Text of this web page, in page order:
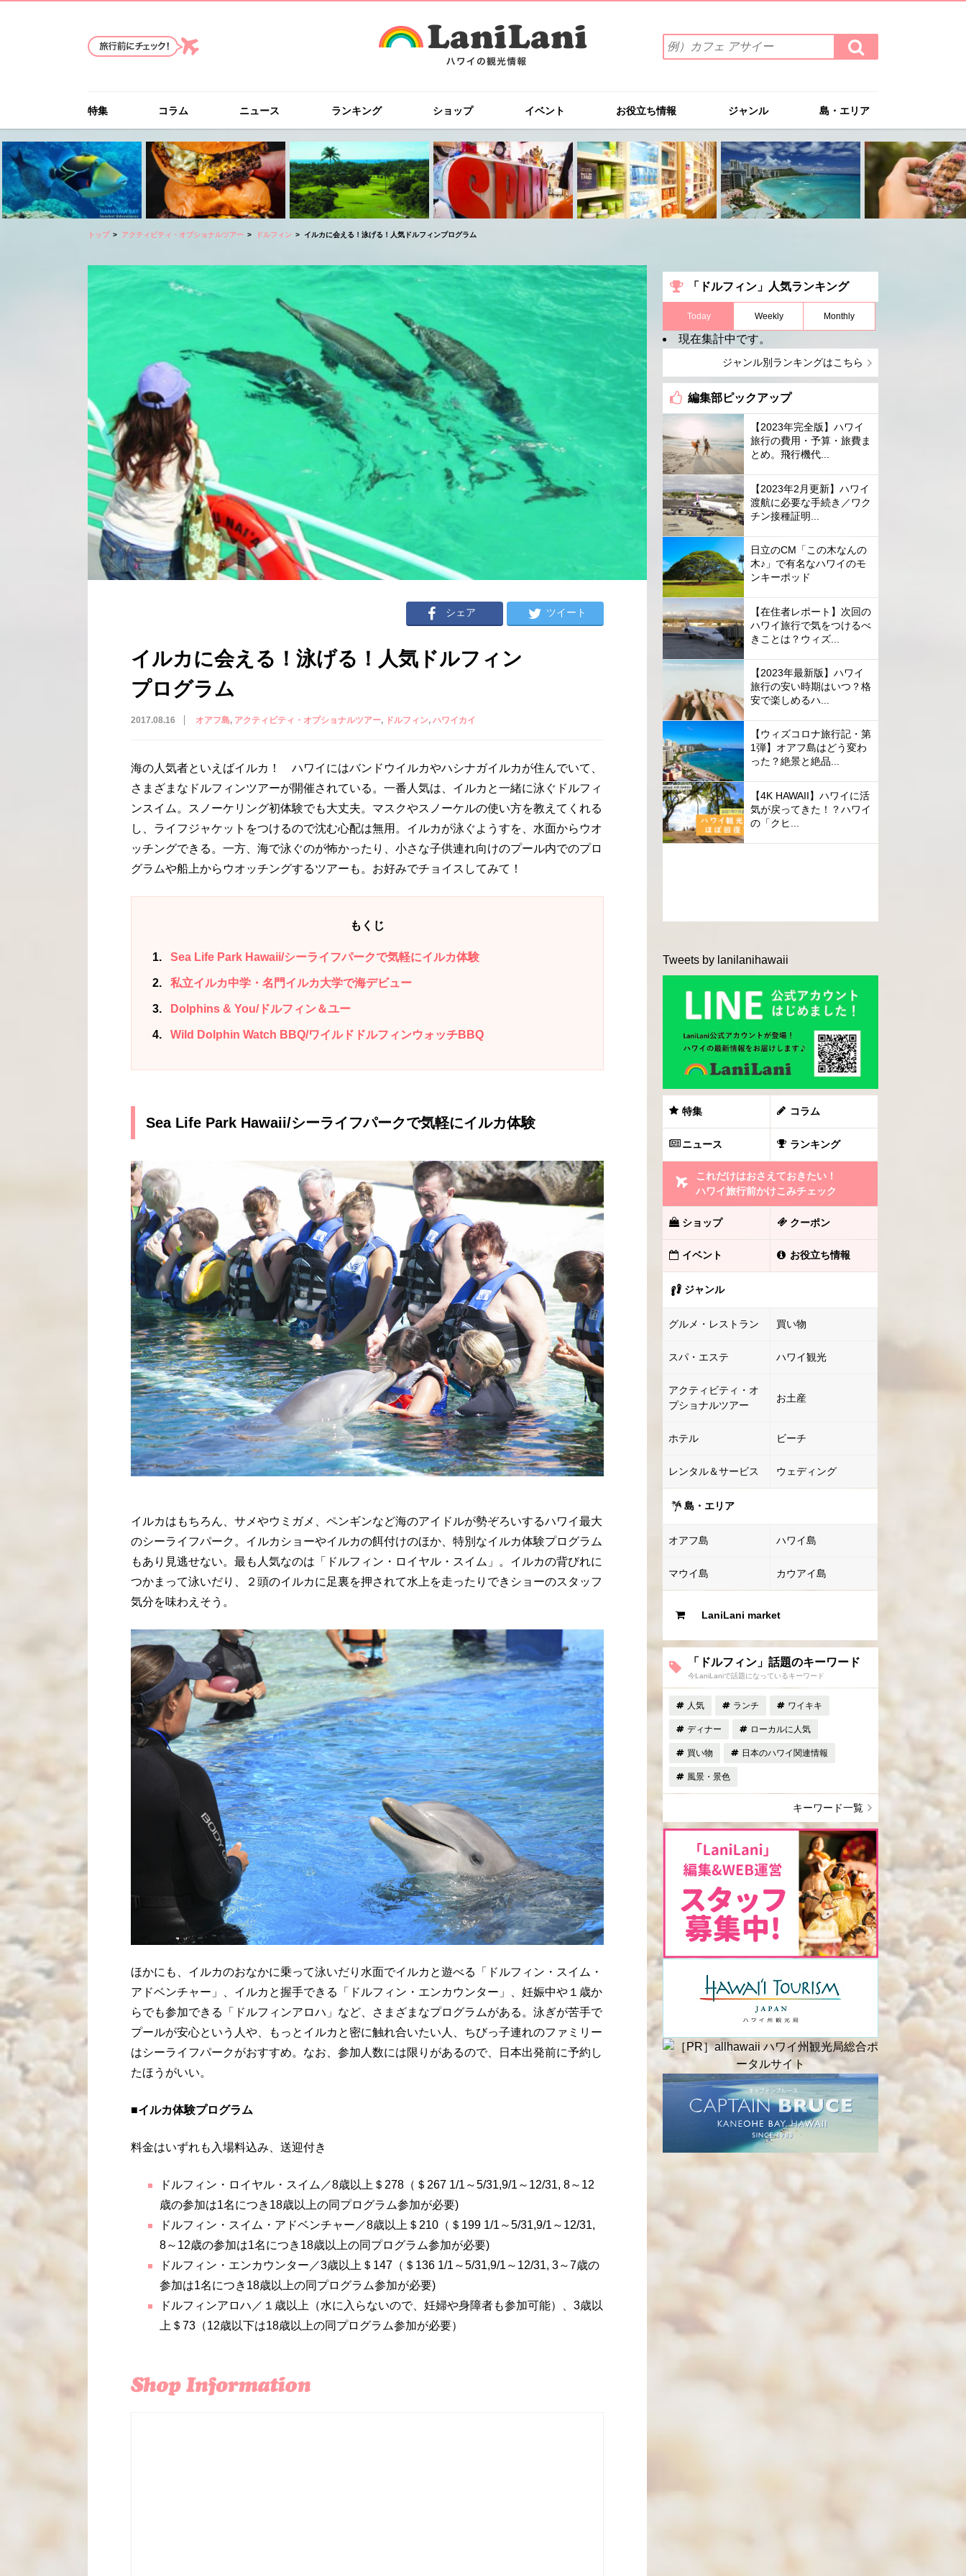
索
ワ
を
入
力
(例）
カ
フ
ェ
イ
ー
検
索
す
特集 コラム ニュース ランキング ショップ イベント お役立ち情報 ジャンル 島・エリア
トップ アクティビティ・オプショナルツアー ドルフィン イルカに会える！泳げる！人気ドルフィンプログラム
シェア ツイート
イルカに会える！泳げる！人気ドルフィン
プログラム
2017.08.16 オアフ島 アクティビティ・オプショナルツアー ドルフィン ハワイカイ
海の人気者といえばイルカ！ ハワイにはバンドウイルカやハシナガイルカが住んでいて、
さまざまなドルフィンツアーが開催されている。一番人気は、イルカと一緒に泳ぐドルフィ
ンスイム。スノーケリング初体験でも大丈夫。マスクやスノーケルの使い方を教えてくれる
し、ライフジャケットをつけるので沈む心配は無用。イルカが泳ぐようすを、水面からウオ
ッチングできる。一方、海で泳ぐのが怖かったり、小さな子供連れ向けのプール内でのプロ
グラムや船上からウオッチングするツアーも。お好みでチョイスしてみて！
もくじ
1 Sea Life Park Hawaii/シーライフパークで気軽にイルカ体験
2 私立イルカ中学・名門イルカ大学で海デビュー
3 Dolphins & You/ドルフィン＆ユー
4 Wild Dolphin Watch BBQ/ワイルドドルフィンウォッチBBQ
Sea Life Park Hawaii/シーライフパークで気軽にイルカ体験
イルカはもちろん、サメやウミガメ、ペンギンなど海のアイドルが勢ぞろいするハワイ最大
のシーライフパーク。イルカショーやイルカの餌付けのほか、特別なイルカ体験プログラム
もあり見逃せない。最も人気なのは「ドルフィン・ロイヤル・スイム」。イルカの背びれに
つかまって泳いだり、２頭のイルカに足裏を押されて水上を走ったりできショーのスタッフ
気分を味わえそう。
ほかにも、イルカのおなかに乗って泳いだり水面でイルカと遊べる「ドルフィン・スイム・
アドベンチャー」、イルカと握手できる「ドルフィン・エンカウンター」、妊娠中や１歳か
らでも参加できる「ドルフィンアロハ」など、さまざまなプログラムがある。泳ぎが苦手で
プールが安心という人や、もっとイルカと密に触れ合いたい人、ちびっ子連れのファミリー
はシーライフパークがおすすめ。なお、参加人数には限りがあるので、日本出発前に予約し
たほうがいい。
■イルカ体験プログラム
料金はいずれも入場料込み、送迎付き
ドルフィン・ロイヤル・スイム／8歳以上＄ 278 （＄ 267 1/1 ～5/31,9/1 ～ 12/31, 8～ 12
歳の参加は1名につき 18歳以上の同プログラム参加が必要)
ドルフィン・スイム・アドベンチャー／8歳以上＄ 210 （＄ 199 1/1 ～5/31,9/1 ～ 12/31,
8～ 12歳の参加は1名につき 18歳以上の同プログラム参加が必要)
ドルフィン・エンカウンター／3歳以上＄ 147 （＄ 136 1/1 ～5/31,9/1 ～ 12/31, 3～7歳の
参加は1名につき 18歳以上の同プログラム参加が必要)
ドルフィンアロハ／１歳以上（水に入らないので、妊婦や身障者も参加可能）、 3歳以
上＄ 73 （12歳以下は18歳以上の同プログラム参加が必要）
「ドルフィン」人気ランキング
Today Weekly Monthly
現在集計中です。
ジャンル別ランキングはこちら
編集部ピックアップ
【2023年完全版】ハワイ
旅行の費用・予算・旅費ま
とめ。飛行機代...
【2023年2月更新】ハワイ
渡航に必要な手続き／ワク
チン接種証明...
日立のCM「この木なんの
木♪」で有名なハワイのモ
ンキーポッド
【在住者レポート】次回の
ハワイ旅行で気をつけるべ
きことは？ウィズ...
【2023年最新版】ハワイ
旅行の安い時期はいつ？格
安で楽しめるハ...
【ウィズコロナ旅行記・第
1弾】オアフ島はどう変わ
った？絶景と絶品...
【4K HAWAII】ハワイに活
気が戻ってきた！？ハワイ
の「クヒ...
Tweets by lanilanihawaii
特集 コラム
ニュース ランキング
これだけはおさえておきたい！
ハワイ旅行前かけこみチェック
ショップ クーポン
イベント お役立ち情報
ジャンル
グルメ・レストラン 買い物
スパ・エステ ハワイ観光
アクティビティ・オ
プショナルツアー
お土産
ホテル ビーチ
レンタル＆サービス ウェディング
島・エリア
オアフ島 ハワイ島
マウイ島 カウアイ島
LaniLani market
「ドルフィン」話題のキーワード
今LaniLaniで話題になっているキーワード
人気 ランチ ワイキキ
ディナー ローカルに人気
買い物 日本のハワイ関連情報
風景・景色
キーワード一覧